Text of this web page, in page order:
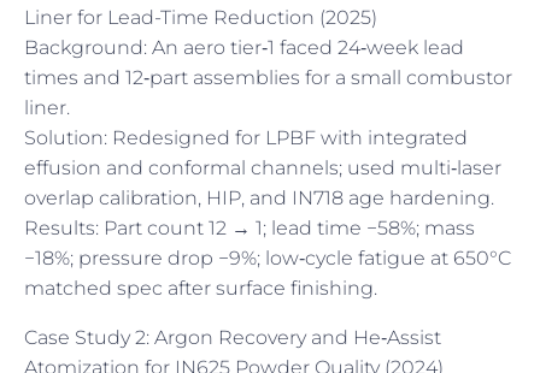
Liner for Lead-Time Reduction (2025)
Background: An aero tier‑1 faced 24‑week lead
times and 12‑part assemblies for a small combustor
liner.
Solution: Redesigned for LPBF with integrated
effusion and conformal channels; used multi‑laser
overlap calibration, HIP, and IN718 age hardening.
Results: Part count 12 → 1; lead time −58%; mass
−18%; pressure drop −9%; low‑cycle fatigue at 650°C
matched spec after surface finishing.
Case Study 2: Argon Recovery and He‑Assist
Atomization for IN625 Powder Quality (2024)